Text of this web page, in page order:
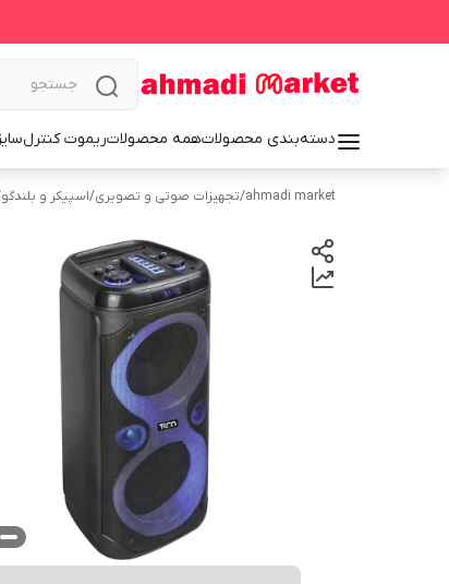
دسته‌بندی محصولاتهمه محصولاتریموت کنترل
ahmadi market
/تجهیزات صوتی و تصویری/اسپیکر و بلندگو